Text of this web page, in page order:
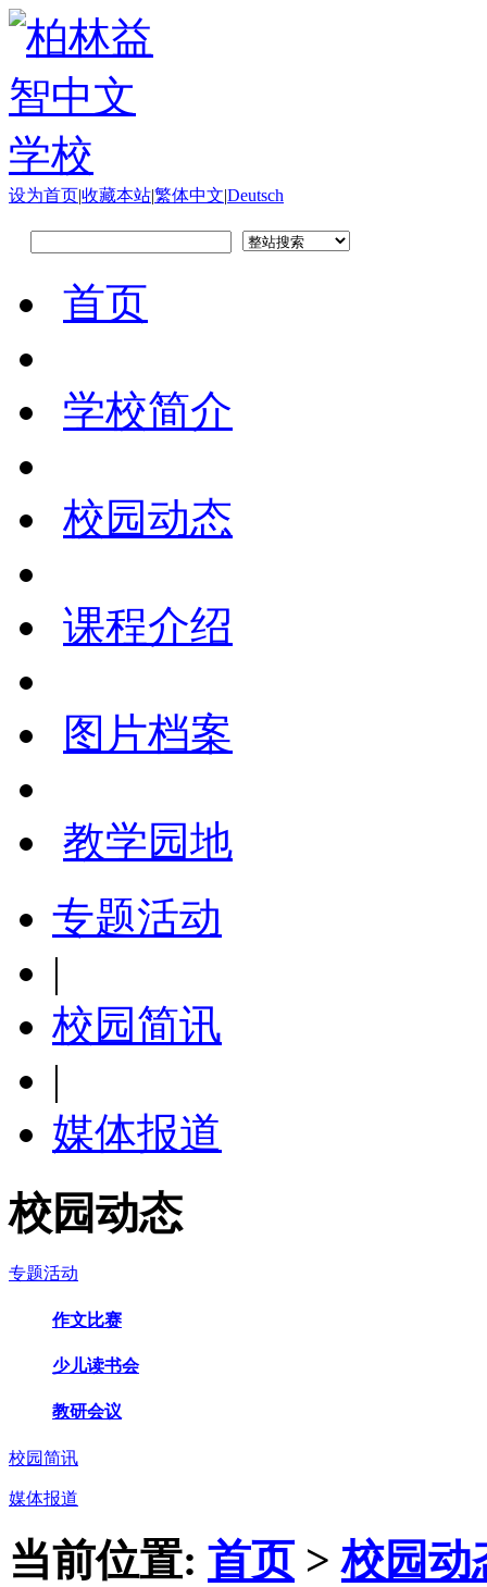
设为首页|收藏本站|繁体中文|Deutsch
首页
学校简介
校园动态
课程介绍
图片档案
教学园地
专题活动
|
校园简讯
|
媒体报道
校园动态
专题活动
作文比赛
少儿读书会
教研会议
校园简讯
媒体报道
当前位置: 首页>校园动